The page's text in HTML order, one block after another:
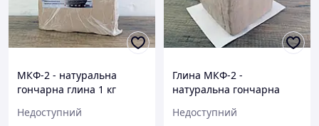
МКФ-2 - натуральна
гончарна глина 1 кг
Недоступний
Глина МКФ-2 -
натуральна гончарна
Недоступний